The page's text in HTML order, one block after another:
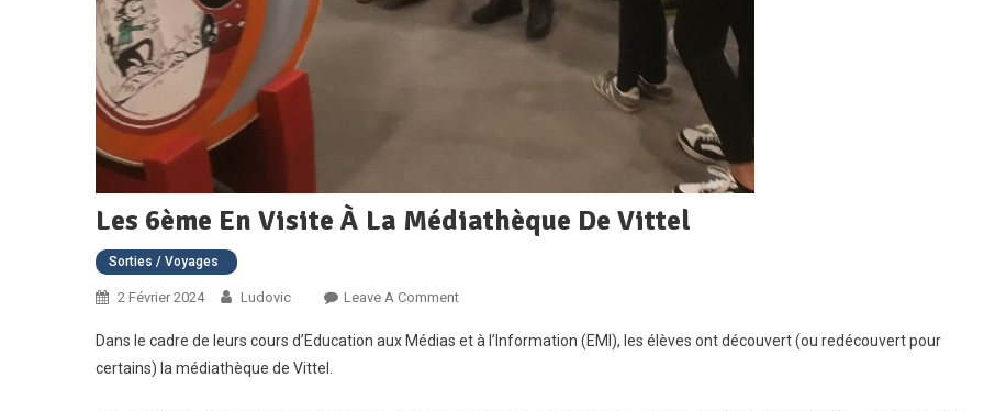
Les 6ème En Visite À La Médiathèque De Vittel
Sorties / Voyages
2 Février 2024 Ludovic Leave A CommentOn
6ème
Dans le cadre de leurs cours d’Education aux Médias et à l’Information (EMI), les élèves ont découvert (ou redécouvert pour
certains) la médiathèque de Vittel.